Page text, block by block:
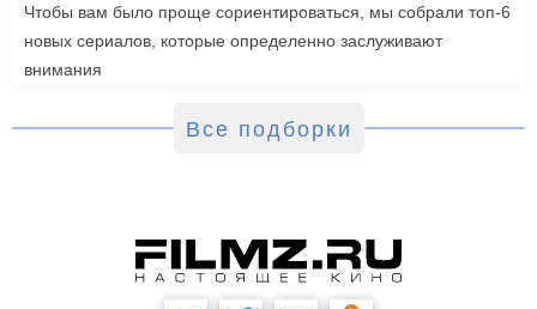
Чтобы вам было проще сориентироваться, мы собрали топ-6
новых сериалов, которые определенно заслуживают
внимания
Все подборки